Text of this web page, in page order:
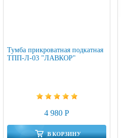
Тумба прикроватная подкатная
ТПП-Л-03 "ЛАВКОР"
4 980 Р
В КОРЗИНУ